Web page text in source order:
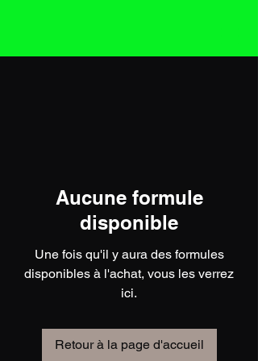
Aucune formule
disponible
Une fois qu'il y aura des formules
disponibles à l'achat, vous les verrez
ici.
Retour à la page d'accueil